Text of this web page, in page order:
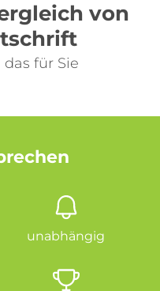
von
für Sie
unabhängig